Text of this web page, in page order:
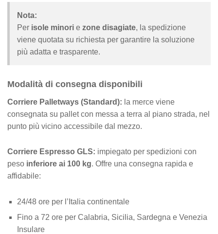
Nota:
Per isole minori e zone disagiate, la spedizione
viene quotata su richiesta per garantire la soluzione
più adatta e trasparente.
Modalità di consegna disponibili
Corriere Palletways (Standard): la merce viene
consegnata su pallet con messa a terra al piano strada, nel
punto più vicino accessibile dal mezzo.
Corriere Espresso GLS: impiegato per spedizioni con
peso inferiore ai 100 kg. Offre una consegna rapida e
affidabile:
24/48 ore per l’Italia continentale
Fino a 72 ore per Calabria, Sicilia, Sardegna e Venezia
Insulare